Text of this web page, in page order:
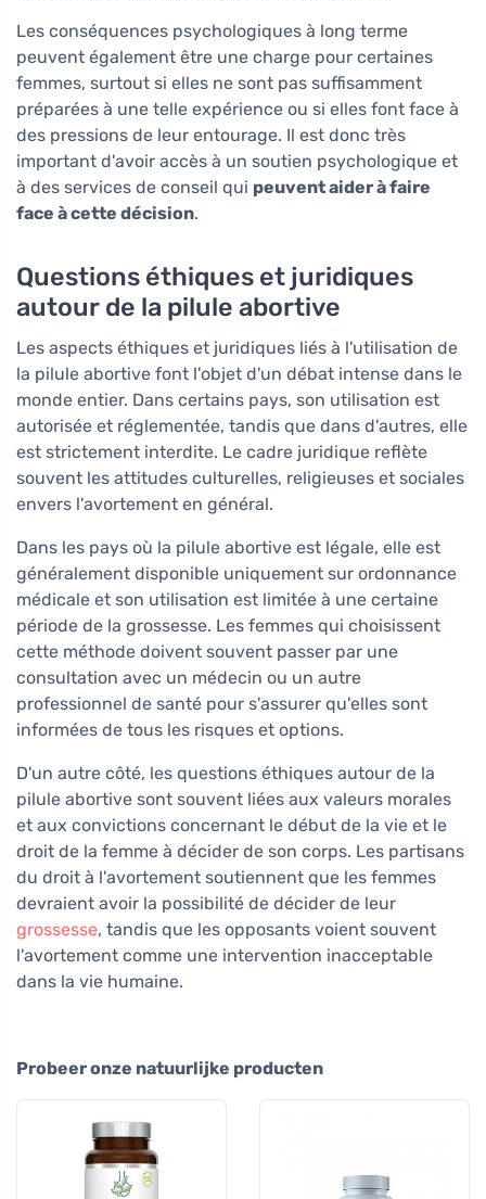
Les conséquences psychologiques à long terme
peuvent également être une charge pour certaines
femmes, surtout si elles ne sont pas suffisamment
préparées à une telle expérience ou si elles font face à
des pressions de leur entourage. Il est donc très
important d'avoir accès à un soutien psychologique et
à des services de conseil qui peuvent aider à faire
face à cette décision.
Questions éthiques et juridiques
autour de la pilule abortive
Les aspects éthiques et juridiques liés à l'utilisation de
la pilule abortive font l'objet d'un débat intense dans le
monde entier. Dans certains pays, son utilisation est
autorisée et réglementée, tandis que dans d'autres, elle
est strictement interdite. Le cadre juridique reflète
souvent les attitudes culturelles, religieuses et sociales
envers l'avortement en général.
Dans les pays où la pilule abortive est légale, elle est
généralement disponible uniquement sur ordonnance
médicale et son utilisation est limitée à une certaine
période de la grossesse. Les femmes qui choisissent
cette méthode doivent souvent passer par une
consultation avec un médecin ou un autre
professionnel de santé pour s'assurer qu'elles sont
informées de tous les risques et options.
D'un autre côté, les questions éthiques autour de la
pilule abortive sont souvent liées aux valeurs morales
et aux convictions concernant le début de la vie et le
droit de la femme à décider de son corps. Les partisans
du droit à l'avortement soutiennent que les femmes
devraient avoir la possibilité de décider de leur
grossesse, tandis que les opposants voient souvent
l'avortement comme une intervention inacceptable
dans la vie humaine.
Probeer onze natuurlijke producten